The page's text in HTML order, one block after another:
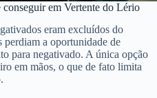
em Vertente do Lério
eram excluídos do
perdiam a oportunidade de
para negativado. A única opção
em mãos, o que de fato limita